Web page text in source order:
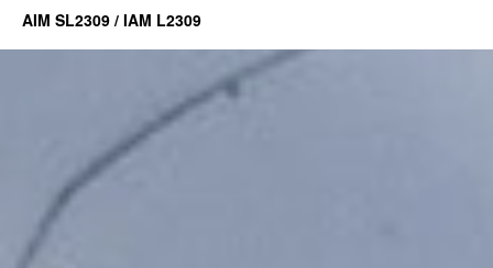
AIM SL2309 / IAM L2309